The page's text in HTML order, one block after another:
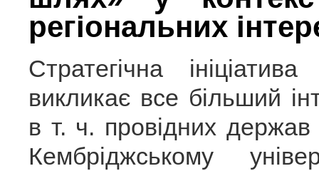
регіональних
Стратегічна
викликає все більший
в т. ч. провідних
Кембріджському